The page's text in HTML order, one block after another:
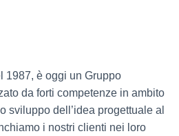
1987, è oggi un Gruppo
da forti competenze in ambito
sviluppo dell’idea progettuale al
i nostri clienti nei loro